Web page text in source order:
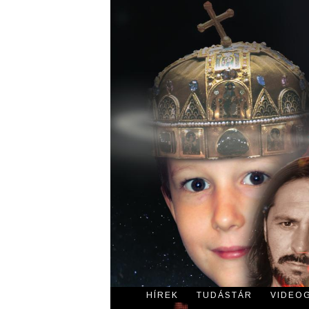
HÍREK TUDÁSTÁR